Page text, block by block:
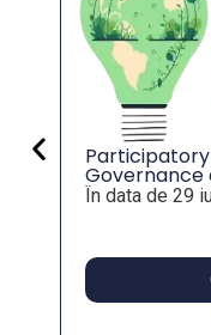
Governance
for Resilient
În data de 29